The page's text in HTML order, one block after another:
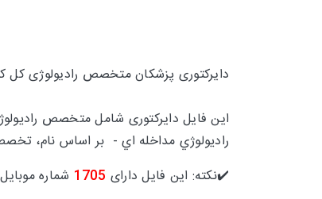
دایرکتوری پزشکان متخصص رادیولوژی کل
این فایل دایرکتوری شاملمتخصص
راديولوژي مداخله اي - بر اساس نام،
✔️نکته: این فایل دارای 1705 شماره